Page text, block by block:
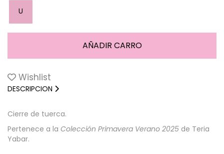
U
Wishlist
DESCRIPCION
Cierre de tuerca.
Pertenece a la Colección Primavera Verano 2025 de Teria
Yabar.